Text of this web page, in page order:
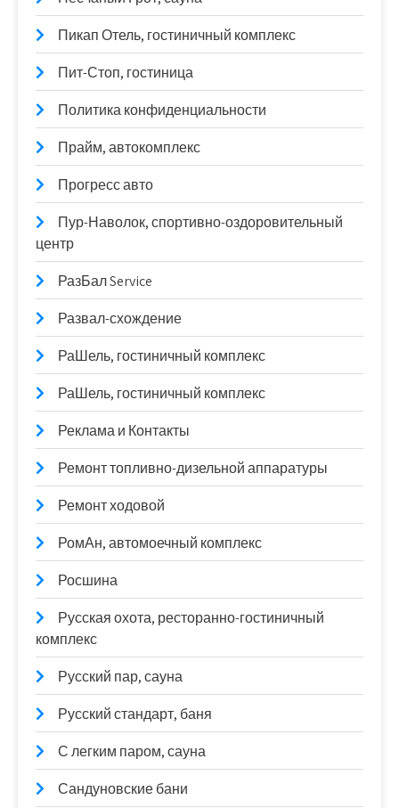
Пикап Отель, гостиничный комплекс
Пит-Стоп, гостиница
Политика конфиденциальности
Прайм, автокомплекс
Прогресс авто
Пур-Наволок, спортивно-оздоровительный
центр
РазБал Service
Развал-схождение
РаШель, гостиничный комплекс
РаШель, гостиничный комплекс
Реклама и Контакты
Ремонт топливно-дизельной аппаратуры
Ремонт ходовой
РомАн, автомоечный комплекс
Росшина
Русская охота, ресторанно-гостиничный
комплекс
Русский пар, сауна
Русский стандарт, баня
С легким паром, сауна
Сандуновские бани